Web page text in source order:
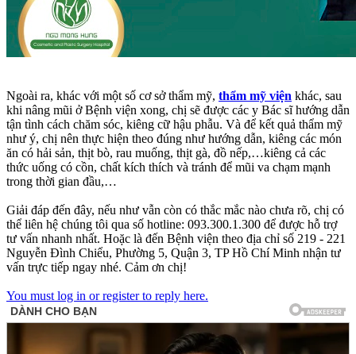
Ngoài ra, khác với một số cơ sở thẩm mỹ, thẩm mỹ viện khác, sau
khi nâng mũi ở Bệnh viện xong, chị sẽ được các y Bác sĩ hướng dẫn
tận tình cách chăm sóc, kiêng cữ hậu phẫu. Và để kết quả thẩm mỹ
như ý, chị nên thực hiện theo đúng như hướng dẫn, kiêng các món
ăn có hải sản, thịt bò, rau muống, thịt gà, đồ nếp,…kiêng cả các
thức uống có cồn, chất kích thích và tránh để mũi va chạm mạnh
trong thời gian đầu,…
Giải đáp đến đây, nếu như vẫn còn có thắc mắc nào chưa rõ, chị có
thể liên hệ chúng tôi qua số hotline: 093.300.1.300 để được hỗ trợ
tư vấn nhanh nhất. Hoặc là đến Bệnh viện theo địa chỉ số 219 - 221
Nguyễn Đình Chiểu, Phường 5, Quận 3, TP Hồ Chí Minh nhận tư
vấn trực tiếp ngay nhé. Cảm ơn chị!
You must log in or register to reply here.